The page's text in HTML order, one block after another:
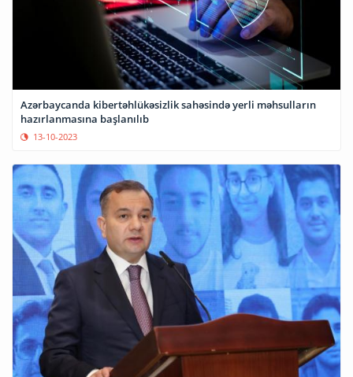
Azərbaycanda kibertəhlükəsizlik sahəsində yerli məhsulların
hazırlanmasına başlanılıb
13-10-2023